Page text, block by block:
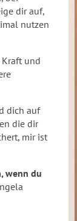
dir auf,
nutzen
und
dich auf
die dir
mir ist
wenn du